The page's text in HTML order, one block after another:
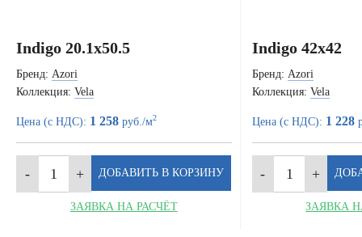
Indigo 20.1x50.5
Бренд: Azori
Коллекция: Vela
Цена (с НДС): 1 258 руб./м2
ЗАЯВКА НА РАСЧЁТ
Indigo 42x42
Бренд: Azori
Коллекция: Vela
Цена (с НДС): 1 228
ЗАЯВКА